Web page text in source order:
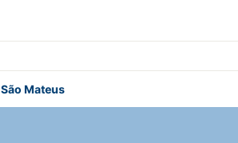
São Mateus